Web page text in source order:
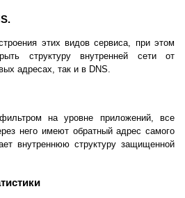
этих видов сервиса, при этом
структуру внутренней сети от
адресах, так и в DNS.
на уровне приложений, все
него имеют обратный адрес самого
внутреннюю структуру защищенной